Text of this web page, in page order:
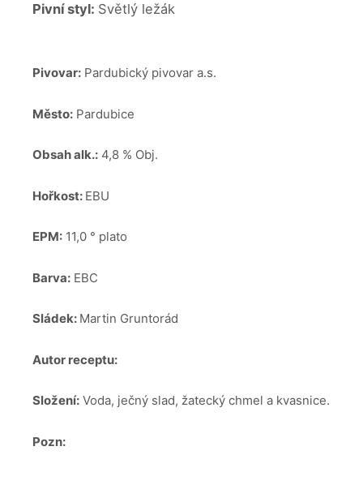
Pivní styl: Světlý ležák
Pivovar: Pardubický pivovar a.s.
Město: Pardubice
Obsah alk.: 4,8 % Obj.
Hořkost: EBU
EPM: 11,0 ° plato
Barva: EBC
Sládek: Martin Gruntorád
Autor receptu:
Složení: Voda, ječný slad, žatecký chmel a kvasnice.
Pozn: